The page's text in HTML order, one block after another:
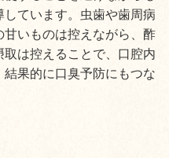
ています。虫歯や歯周病
いものは控えながら、酢
は控えることで、口腔内
果的に口臭予防にもつな